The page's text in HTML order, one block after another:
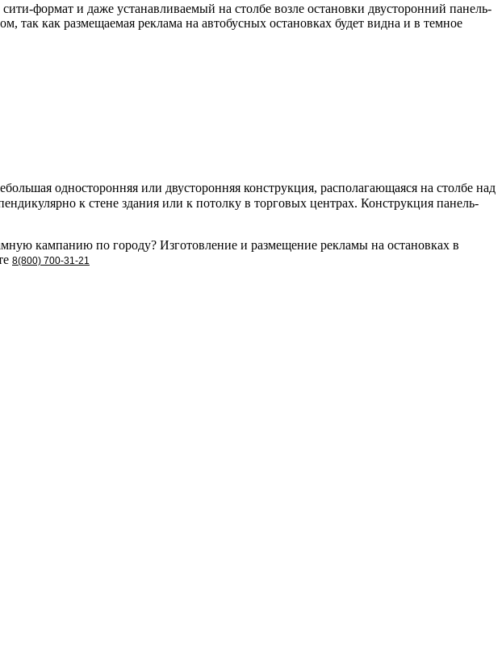
формат и даже устанавливаемый на столбе возле остановки двусторонний панель-
как размещаемая реклама на автобусных остановках будет видна и в темное
односторонняя или двусторонняя конструкция, располагающаяся на столбе над
к стене здания или к потолку в торговых центрах. Конструкция панель-
кампанию по городу? Изготовление и размещение рекламы на остановках в
8(800) 700-31-21